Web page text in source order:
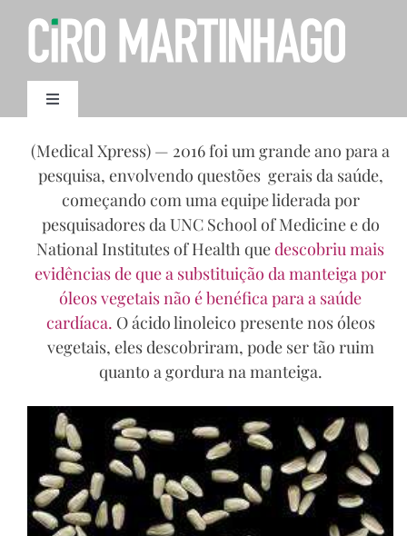
Toggle
AGENDAMENTO
(Medical Xpress) — 2016 foi um grande ano para a
pesquisa, envolvendo questões gerais da saúde,
começando com uma equipe liderada por
pesquisadores da UNC School of Medicine e do
National Institutes of Health quedescobriu mais
evidências de que a substituição da manteiga por
óleos vegetais não é benéfica para a saúde
cardíaca. O ácido linoleico presente nos óleos
vegetais, eles descobriram, pode ser tão ruim
quanto a gordura na manteiga.